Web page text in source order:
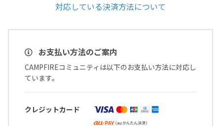
対応している決済方法について
お支払い方法のご案内
CAMPFIREコミュニティは以下のお支払い方法に対応し
ています。
クレジットカード